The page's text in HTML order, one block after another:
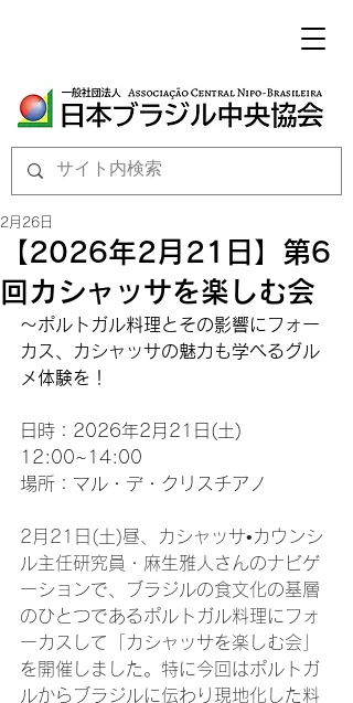
【2026年2月21日】第6
回カシャッサを楽しむ会
2月26日
～ポルトガル料理とその影響にフォー
カス、カシャッサの魅力も学べるグル
メ体験を！
日時：2026年2月21日(土)
12:00~14:00
場所：マル・デ・クリスチアノ
2月21日(土)昼、カシャッサ•カウンシ
ル主任研究員・麻生雅人さんのナビゲ
ーションで、ブラジルの食文化の基層
のひとつであるポルトガル料理にフォ
ーカスして「カシャッサを楽しむ会」
を開催しました。特に今回はポルトガ
ルからブラジルに伝わり現地化した料